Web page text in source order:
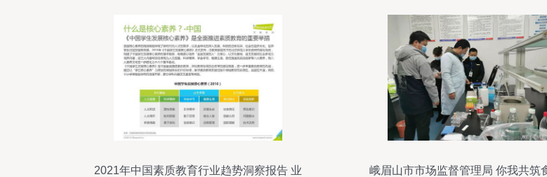
2021年中国素质教育行业趋势洞察报告 业
峨眉山市市场监督管理局 你我共筑